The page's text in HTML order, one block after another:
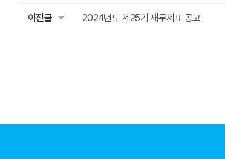
이전글 2024년도 제25기 재무제표 공고